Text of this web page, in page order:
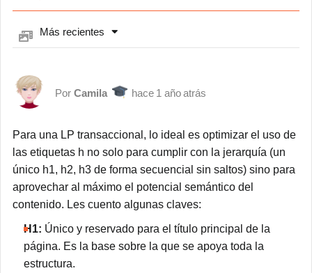
Más recientes
Camila 1 año atrás
Para una LP transaccional, lo ideal es optimizar el uso de
las etiquetas h no solo para cumplir con la jerarquía (un
único h1, h2, h3 de forma secuencial sin saltos) sino para
aprovechar al máximo el potencial semántico del
contenido. Les cuento algunas claves:
H1: Único y reservado para el título principal de la
página. Es la base sobre la que se apoya toda la
estructura.